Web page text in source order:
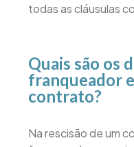
todas as cláusulas
Quais são os
franqueador
contrato?
Na rescisão de um